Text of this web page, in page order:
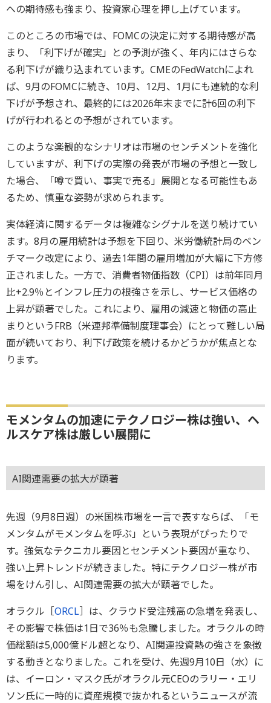
への期待感も強まり、投資家心理を押し上げています。
このところの市場では、FOMCの決定に対する期待感が高
まり、「利下げが確実」との予測が強く、年内にはさらな
る利下げが織り込まれています。CMEのFedWatchによれ
ば、9月のFOMCに続き、10月、12月、1月にも連続的な利
下げが予想され、最終的には2026年末までに計6回の利下
げが行われるとの予想がされています。
このような楽観的なシナリオは市場のセンチメントを強化
していますが、利下げの実際の発表が市場の予想と一致し
た場合、「噂で買い、事実で売る」展開となる可能性もあ
るため、慎重な姿勢が求められます。
実体経済に関するデータは複雑なシグナルを送り続けてい
ます。8月の雇用統計は予想を下回り、米労働統計局のベン
チマーク改定により、過去1年間の雇用増加が大幅に下方修
正されました。一方で、消費者物価指数（CPI）は前年同月
比+2.9％とインフレ圧力の根強さを示し、サービス価格の
上昇が顕著でした。これにより、雇用の減速と物価の高止
まりというFRB（米連邦準備制度理事会）にとって難しい局
面が続いており、利下げ政策を続けるかどうかが焦点とな
ります。
モメンタムの加速にテクノロジー株は強い、ヘ
ルスケア株は厳しい展開に
AI関連需要の拡大が顕著
先週（9月8日週）の米国株市場を一言で表すならば、「モ
メンタムがモメンタムを呼ぶ」という表現がぴったりで
す。強気なテクニカル要因とセンチメント要因が重なり、
強い上昇トレンドが続きました。特にテクノロジー株が市
場をけん引し、AI関連需要の拡大が顕著でした。
オラクル［ORCL］は、クラウド受注残高の急増を発表し、
その影響で株価は1日で36％も急騰しました。オラクルの時
価総額は5,000億ドル超となり、AI関連投資熱の強さを象徴
する動きとなりました。これを受け、先週9月10日（水）に
は、イーロン・マスク氏がオラクル元CEOのラリー・エリ
ソン氏に一時的に資産規模で抜かれるというニュースが流